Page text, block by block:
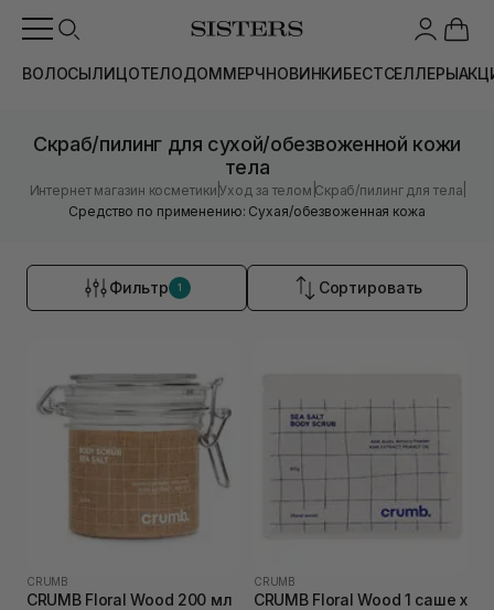
ВОЛОСЫЛИЦОТЕЛОДОММЕРЧНОВИНКИБЕСТСЕЛЛЕРЫ
Скраб/пилинг для сухой/обезвоженной кожи
тела
Интернет магазин косметики |Уход за телом |Скраб/пилинг для тела
Средство по применению: Сухая/обезвоженная кожа
Фильтр 1 Сортировать
CRUMB
CRUMB Floral Wood 200 мл
CRUMB
CRUMB Floral Wood 1 саше х